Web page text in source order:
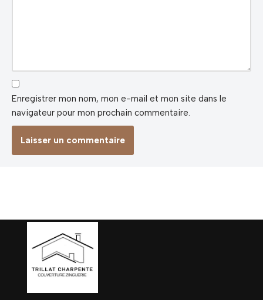
Enregistrer mon nom, mon e-mail et mon site dans le
navigateur pour mon prochain commentaire.